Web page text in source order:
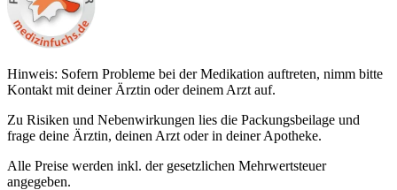
Hinweis: Sofern Probleme bei der Medikation auftreten, nimm bitte
Kontakt mit deiner Ärztin oder deinem Arzt auf.
Zu Risiken und Nebenwirkungen lies die Packungsbeilage und
frage deine Ärztin, deinen Arzt oder in deiner Apotheke.
Alle Preise werden inkl. der gesetzlichen Mehrwertsteuer
angegeben.